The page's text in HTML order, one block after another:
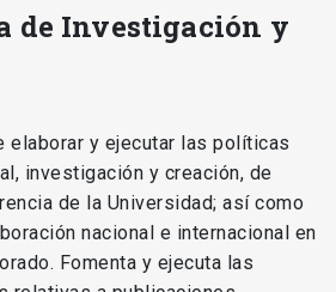
de Investigación y
elaborar y ejecutar las políticas
investigación y creación, de
de la Universidad; así como
nacional e internacional en
Fomenta y ejecuta las